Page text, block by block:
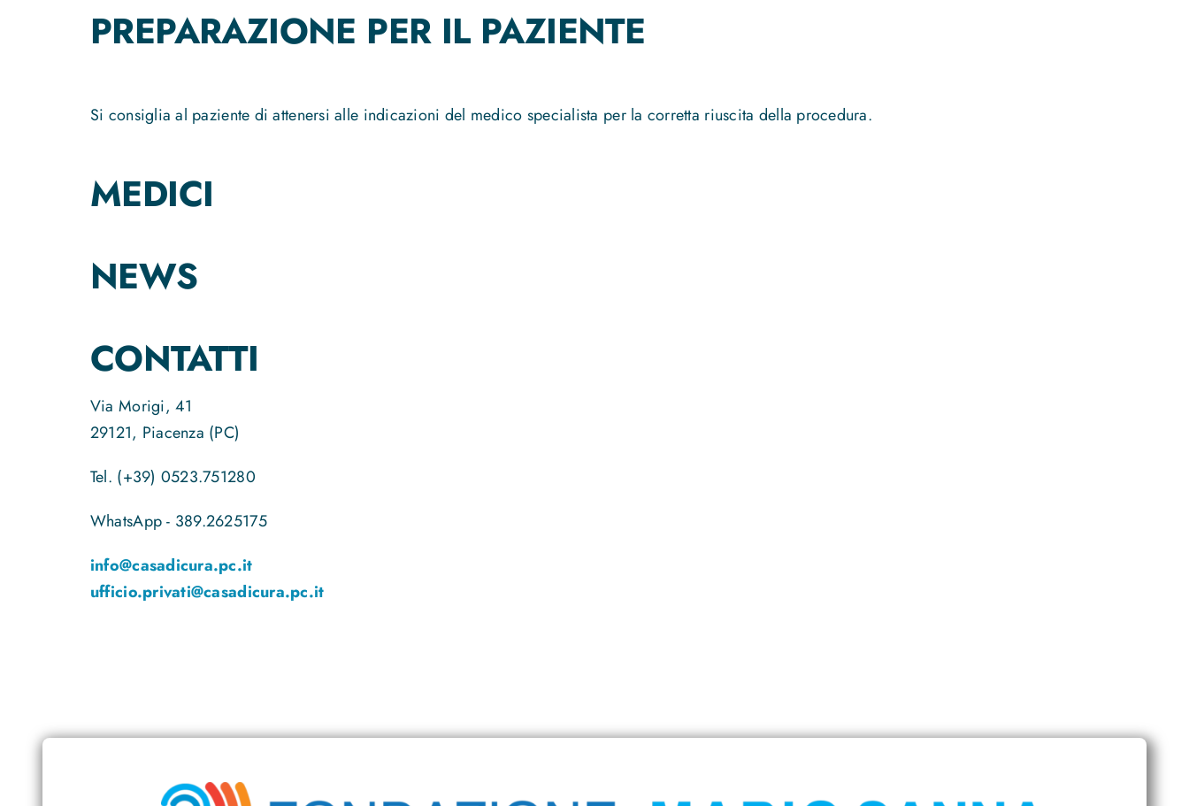
PREPARAZIONE PER IL PAZIENTE
Si consiglia al paziente di attenersi alle indicazioni del medico specialista per la corretta riuscita della procedura.
MEDICI
NEWS
CONTATTI
Via Morigi, 41
29121, Piacenza (PC)
Tel. (+39) 0523.751280
WhatsApp - 389.2625175
info@casadicura.pc.it
ufficio.privati@casadicura.pc.it